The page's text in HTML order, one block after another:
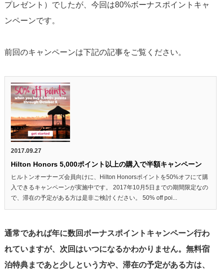
プレゼント）でしたが、今回は80%ボーナスポイントキャ
ンペーンです。
前回のキャンペーンは下記の記事をご覧ください。
2017.09.27
Hilton Honors 5,000ポイント以上の購入で半額キャンペーン
ヒルトンオーナーズ会員向けに、Hilton Honorsポイントを50%オフにて購
入できるキャンペーンが実施中です。 2017年10月5日までの期間限定なの
で、滞在の予定がある方は是非ご検討ください。 50% off poi...
通常であれば年に数回ボーナスポイントキャンペーン行わ
れていますが、次回はいつになるかわかりません。無料宿
泊特典まであと少しという方や、滞在の予定がある方は、